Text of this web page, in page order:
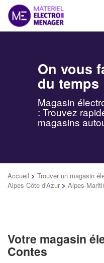
On vous
du temps
Magasin
: Trouvez
magasins
Accueil > Trouver un magasin
Alpes Côte d'Azur > Alpes-
Votre magasin
Contes